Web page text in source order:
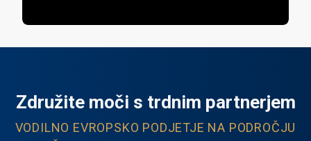
Združite moči s trdnim partnerjem
VODILNO EVROPSKO PODJETJE NA PODROČJU